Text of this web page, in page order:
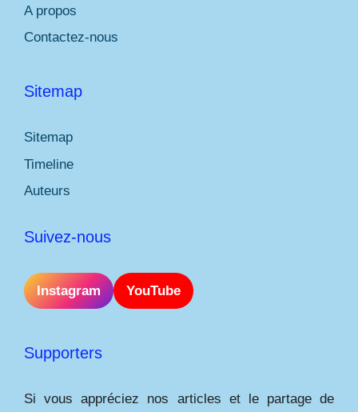
A propos
Contactez-nous
Sitemap
Sitemap
Timeline
Auteurs
Suivez-nous
Instagram YouTube
Supporters
Si vous appréciez nos articles et le partage de